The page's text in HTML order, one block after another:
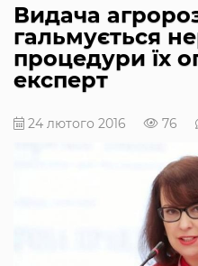
Видача
гальмується
процедури їх
експерт
24 лютого 2016 76